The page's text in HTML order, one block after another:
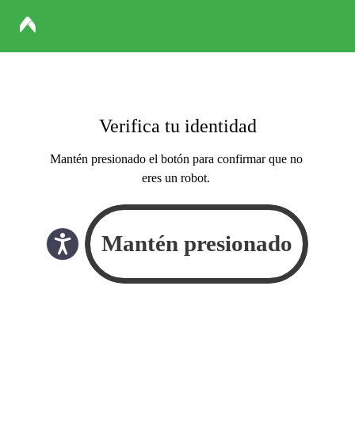
Verifica tu identidad
Mantén presionado el botón para confirmar que no
eres un robot.